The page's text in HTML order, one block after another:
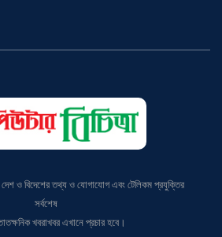
দেশ ও বিদেশের তথ্য ও যোগাযোগ এবং টেলিকম প্রযুক্তির
সর্বশেষ
খবরাখবর এখানে প্রচার হবে।